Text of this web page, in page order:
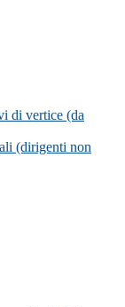
di vertice (da
(dirigenti non